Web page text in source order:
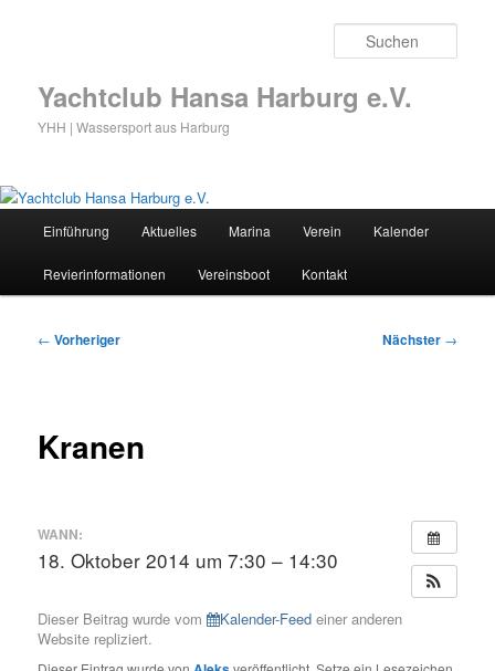
Yachtclub Hansa Harburg e.V.
YHH | Wassersport aus Harburg
Einführung Aktuelles Marina Verein Kalender
Revierinformationen Vereinsboot Kontakt
Beitragsnavigation
← Vorheriger Nächster →
Kranen
WANN:
18. Oktober 2014 um 7:30 – 14:30
Dieser Beitrag wurde vom Kalender-Feed einer anderen
Website repliziert.